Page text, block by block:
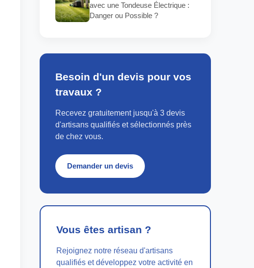
avec une Tondeuse Électrique :
Danger ou Possible ?
Besoin d'un devis pour vos
travaux ?
Recevez gratuitement jusqu'à 3 devis
d'artisans qualifiés et sélectionnés près
de chez vous.
Demander un devis
Vous êtes artisan ?
Rejoignez notre réseau d'artisans
qualifiés et développez votre activité en